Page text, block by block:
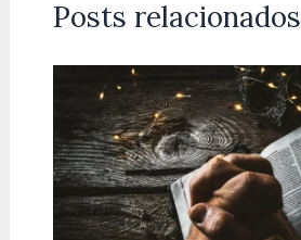
Posts relacionados